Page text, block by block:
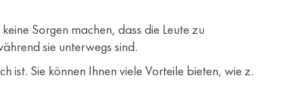
Sorgen machen, dass die Leute zu
sie unterwegs sind.
ist. Sie können Ihnen viele Vorteile bieten, wie z.